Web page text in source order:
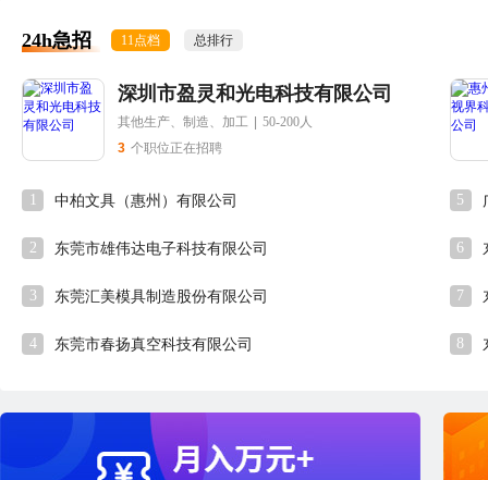
24h急招 11点档 总排行
深圳市盈灵和光电科技有限公司
其他生产、制造、加工
50-200人
3 个职位正在招聘
1 中柏文具（惠州）有限公司
2 东莞市雄伟达电子科技有限公司
3 东莞汇美模具制造股份有限公司
4 东莞市春扬真空科技有限公司
5
6
7
8